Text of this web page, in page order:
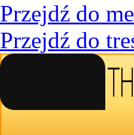
Przejdź do
Przejdź do